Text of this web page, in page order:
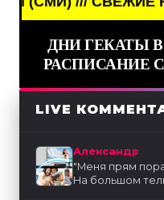
ДНИ ГЕКАТЫ В
РАСПИСАНИЕ
LIVE
Александр
"Меня прям
На большом